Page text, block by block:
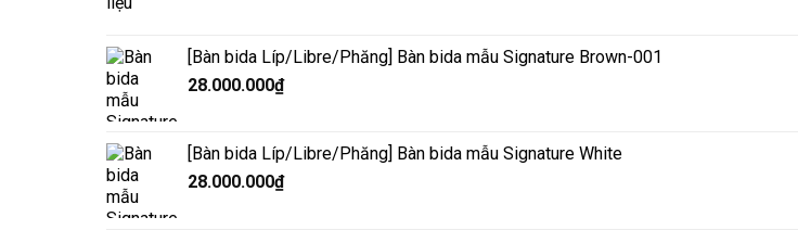
[Bàn bida Líp/Libre/Phăng] Bàn bida mẫu Signature Brown-001
28.000.000₫
[Bàn bida Líp/Libre/Phăng] Bàn bida mẫu Signature White
28.000.000₫